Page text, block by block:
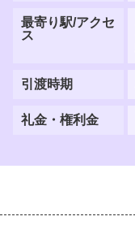
最寄り駅/アクセ
ス
引渡時期
礼金・権利金